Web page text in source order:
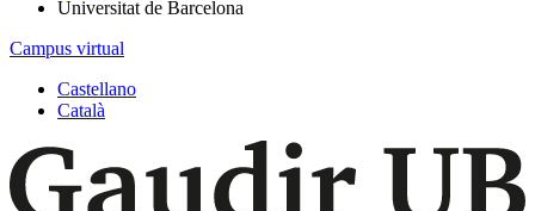
Universitat de Barcelona
Campus virtual
Castellano
Català